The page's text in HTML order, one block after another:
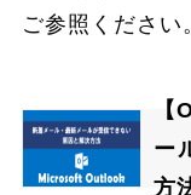
ご参照ください
ー
方